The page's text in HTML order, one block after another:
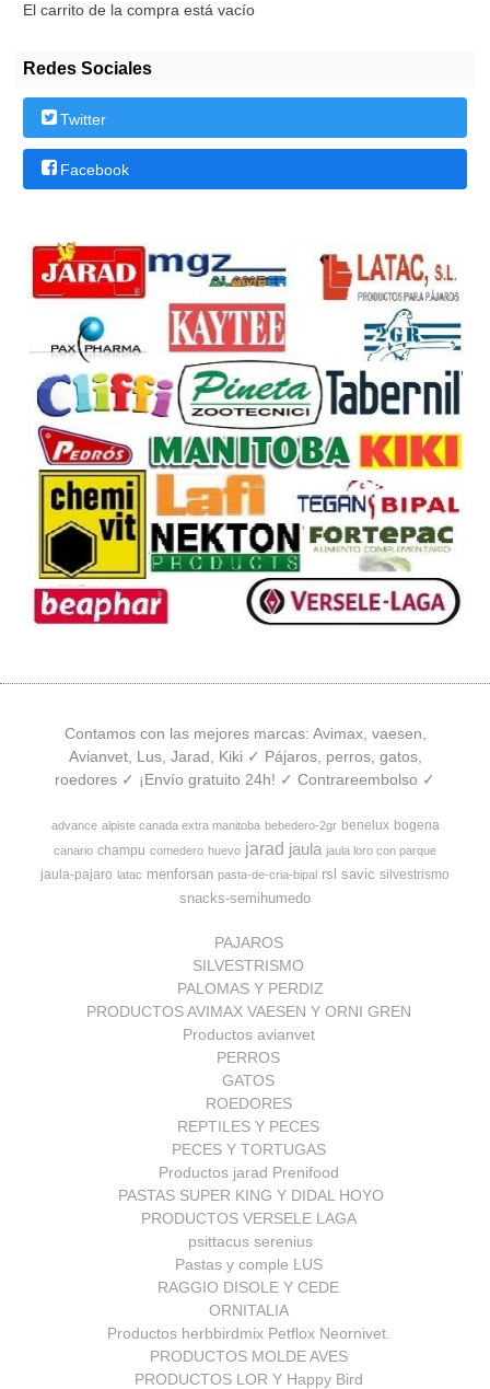
El carrito de la compra está vacío
Redes Sociales
Twitter
Facebook
Contamos con las mejores marcas: Avimax, vaesen,
Avianvet, Lus, Jarad, Kiki ✓ Pájaros, perros, gatos,
roedores ✓ ¡Envío gratuito 24h! ✓ Contrareembolso ✓
advance alpiste canada extra manitoba bebedero-2gr benelux bogena
canario champu comedero huevo jarad jaula jaula loro con parque
jaula-pajaro latac menforsan pasta-de-cria-bipal rsl savic silvestrismo
snacks-semihumedo
PAJAROS
SILVESTRISMO
PALOMAS Y PERDIZ
PRODUCTOS AVIMAX VAESEN Y ORNI GREN
Productos avianvet
PERROS
GATOS
ROEDORES
REPTILES Y PECES
PECES Y TORTUGAS
Productos jarad Prenifood
PASTAS SUPER KING Y DIDAL HOYO
PRODUCTOS VERSELE LAGA
psittacus serenius
Pastas y comple LUS
RAGGIO DISOLE Y CEDE
ORNITALIA
Productos herbbirdmix Petflox Neornivet.
PRODUCTOS MOLDE AVES
PRODUCTOS LOR Y Happy Bird